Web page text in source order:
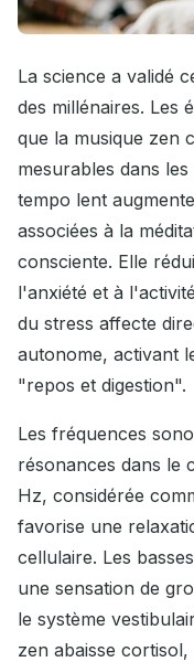
La science a validé
des millénaires. Les
que la musique zen
mesurables dans
tempo lent
associées à la
consciente. Elle
l'anxiété et à
du stress affecte
autonome, activant
"repos et digestion".
Les fréquences
résonances dans le
Hz, considérée
favorise une
cellulaire. Les
une sensation de
le système
zen abaisse